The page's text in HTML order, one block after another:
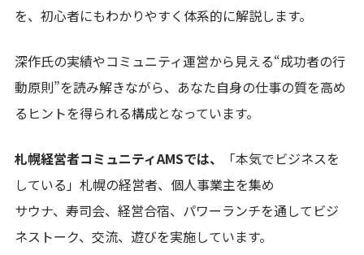
を、初心者にもわかりやすく体系的に解説します。
深作氏の実績やコミュニティ運営から見える“成功者の行
動原則”を読み解きながら、あなた自身の仕事の質を高め
るヒントを得られる構成となっています。
札幌経営者コミュニティAMSでは、
「本気でビジネスを
している」札幌の経営者、個人事業主を集め
サウナ、寿司会、経営合宿、パワーランチを通してビジ
ネストーク、交流、遊びを実施しています。